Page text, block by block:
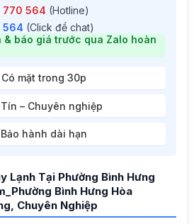
564 (Hotline)
564 (Click để chat)
& báo giá trước qua Zalo hoàn
Có mặt trong 30p
– Chuyên nghiệp
Bảo hành dài hạn
Lạnh Tại Phường Bình Hưng
Bình Hưng Hòa
Chuyên Nghiệp